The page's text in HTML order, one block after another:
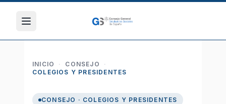
INICIO · CONSEJO
·
COLEGIOS Y PRESIDENTES
CONSEJO · COLEGIOS Y PRESIDENTES